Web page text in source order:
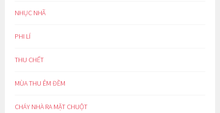
NHỤC NHÃ
PHI LÍ
THU CHẾT
MÙA THU ÊM ĐỀM
CHÁY NHÀ RA MẶT CHUỘT